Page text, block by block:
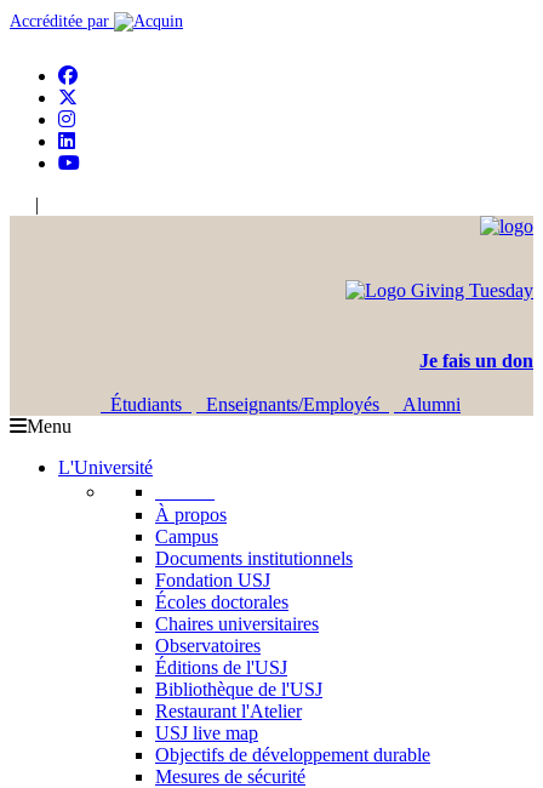
Accréditée par
|
Je fais un don
Étudiants Enseignants/Employés
Alumni
Menu
L'Université
À propos
Campus
Documents institutionnels
Fondation USJ
Écoles doctorales
Chaires universitaires
Observatoires
Éditions de l'USJ
Bibliothèque de l'USJ
Restaurant l'Atelier
USJ live map
Objectifs de développement durable
Mesures de sécurité